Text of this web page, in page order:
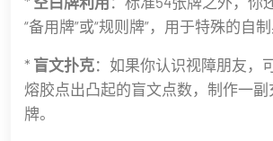
“备用牌”或“规则牌”，用于特殊的自制
* 盲文扑克：如果你认识视障朋友，
熔胶点出凸起的盲文点数，制作一
牌。